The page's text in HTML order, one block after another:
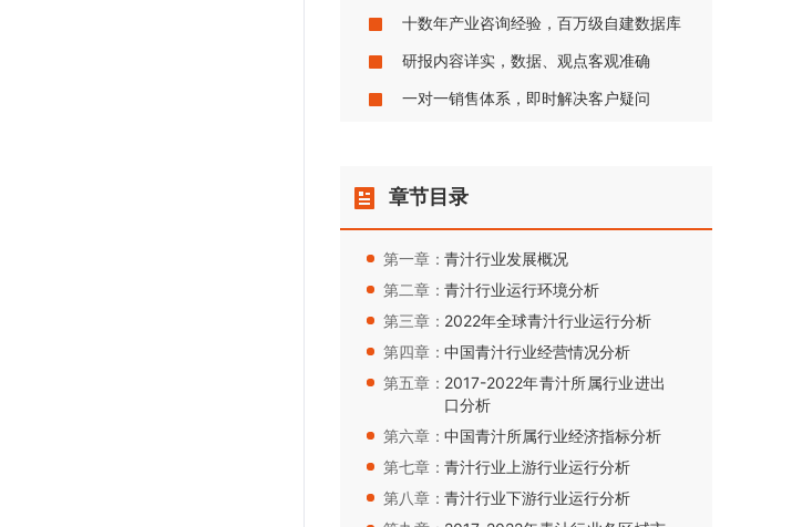
十数年产业咨询经验，百万级自建数据库
研报内容详实，数据、观点客观准确
一对一销售体系，即时解决客户疑问
章节目录
第一章：青汁行业发展概况
第二章：青汁行业运行环境分析
第三章： 2022年全球青汁行业运行分析
第四章：中国青汁行业经营情况分析
第五章： 2017-2022年青汁所属行业进出
口分析
第六章：中国青汁所属行业经济指标分析
第七章：青汁行业上游行业运行分析
第八章：青汁行业下游行业运行分析